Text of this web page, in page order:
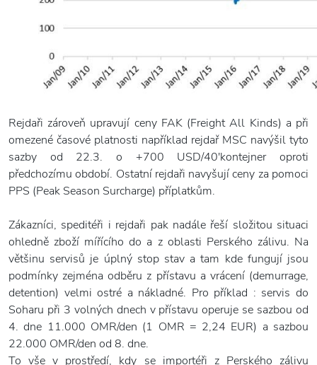
Rejdaři zároveň upravují ceny FAK (Freight All Kinds) a při
omezené časové platnosti například rejdař MSC navýšil tyto
sazby od 22.3. o +700 USD/40'kontejner oproti
předchozímu období. Ostatní rejdaři navyšují ceny za pomoci
PPS (Peak Season Surcharge) příplatkům.
Zákazníci, speditéři i rejdaři pak nadále řeší složitou situaci
ohledně zboží mířícího do a z oblasti Perského zálivu. Na
většinu servisů je úplný stop stav a tam kde fungují jsou
podmínky zejména odběru z přístavu a vrácení (demurrage,
detention) velmi ostré a nákladné. Pro příklad : servis do
Soharu při 3 volných dnech v přístavu operuje se sazbou od
4. dne 11.000 OMR/den (1 OMR = 2,24 EUR) a sazbou
22.000 OMR/den od 8. dne.
To vše v prostředí, kdy se importéři z Perského zálivu